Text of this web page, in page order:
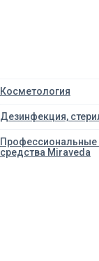
Косметология
Дезинфекция,
Профессиональные
средства Miraveda